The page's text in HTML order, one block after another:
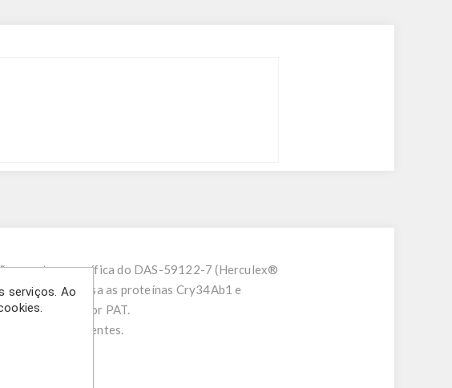
evento-específica do DAS-59122-7 (Herculex®
que expressa as proteínas Cry34Ab1 e
mediada por PAT.
rações e sementes.
serviços. Ao